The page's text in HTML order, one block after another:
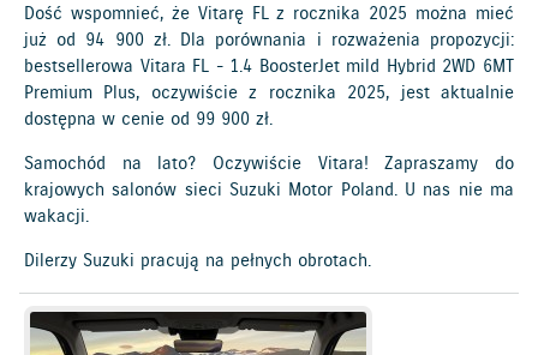
Dość wspomnieć, że Vitarę FL z rocznika 2025 można mieć
już od 94 900 zł. Dla porównania i rozważenia propozycji:
bestsellerowa Vitara FL - 1.4 BoosterJet mild Hybrid 2WD 6MT
Premium Plus, oczywiście z rocznika 2025, jest aktualnie
dostępna w cenie od 99 900 zł.
Samochód na lato? Oczywiście Vitara! Zapraszamy do
krajowych salonów sieci Suzuki Motor Poland. U nas nie ma
wakacji.
Dilerzy Suzuki pracują na pełnych obrotach.